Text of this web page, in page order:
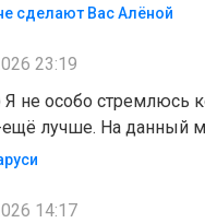
сделают Вас Алëной
23:19
Я не особо стремлюсь
ещё лучше. На данный
14:17